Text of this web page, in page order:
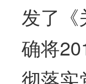
发了《
确将
彻落实